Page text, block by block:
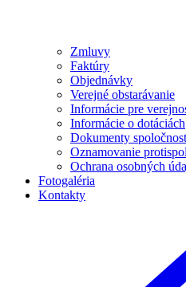
Zmluvy
Faktúry
Objednávky
Verejné obstarávanie
Informácie pre
Informácie o dotáciách
Dokumenty
Oznamovanie
Ochrana osobných
Fotogaléria
Kontakty